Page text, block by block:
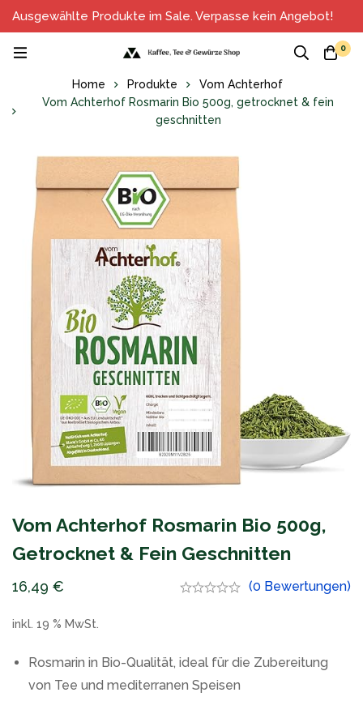
Ausgewählte Produkte im Sale. Verpasse kein Angebot!
0
Home Produkte
Vom Achterhof
Vom Achterhof Rosmarin Bio 500g, getrocknet & fein
geschnitten
Vom Achterhof Rosmarin Bio 500g,
Getrocknet & Fein Geschnitten
16,49 € (0 Bewertungen)
inkl. 19 % MwSt.
Rosmarin in Bio-Qualität, ideal für die Zubereitung
von Tee und mediterranen Speisen